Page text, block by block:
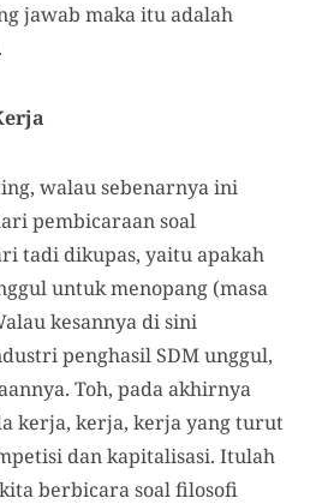
jawab maka itu adalah
walau sebenarnya ini
pembicaraan soal
tadi dikupas, yaitu apakah
untuk menopang (masa
kesannya di sini
penghasil SDM unggul,
Toh, pada akhirnya
kerja, kerja, kerja yang turut
dan kapitalisasi. Itulah
berbicara soal filosofi